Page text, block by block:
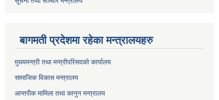
बागमती प्रदेशमा रहेका मन्त्रालयहरु
मुख्यमन्त्री तथा मन्त्रीपरिसदको कार्यालय
सामाजिक विकास मन्त्रालय
आन्तरीक मामिला तथा कानुन मन्त्रालय